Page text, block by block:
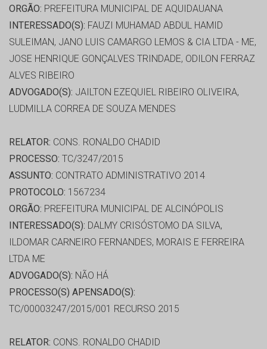
ORGÃO: PREFEITURA MUNICIPAL DE AQUIDAUANA
INTERESSADO(S): FAUZI MUHAMAD ABDUL HAMID
SULEIMAN, JANO LUIS CAMARGO LEMOS & CIA LTDA - ME,
JOSE HENRIQUE GONÇALVES TRINDADE, ODILON FERRAZ
ALVES RIBEIRO
ADVOGADO(S): JAILTON EZEQUIEL RIBEIRO OLIVEIRA,
LUDMILLA CORREA DE SOUZA MENDES
RELATOR: CONS. RONALDO CHADID
PROCESSO: TC/3247/2015
ASSUNTO: CONTRATO ADMINISTRATIVO 2014
PROTOCOLO: 1567234
ORGÃO: PREFEITURA MUNICIPAL DE ALCINÓPOLIS
INTERESSADO(S): DALMY CRISÓSTOMO DA SILVA,
ILDOMAR CARNEIRO FERNANDES, MORAIS E FERREIRA
LTDA ME
ADVOGADO(S): NÃO HÁ
PROCESSO(S) APENSADO(S):
TC/00003247/2015/001 RECURSO 2015
RELATOR: CONS. RONALDO CHADID